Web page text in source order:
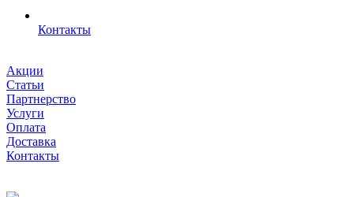
Контакты
Акции
Статьи
Партнерство
Услуги
Оплата
Доставка
Контакты